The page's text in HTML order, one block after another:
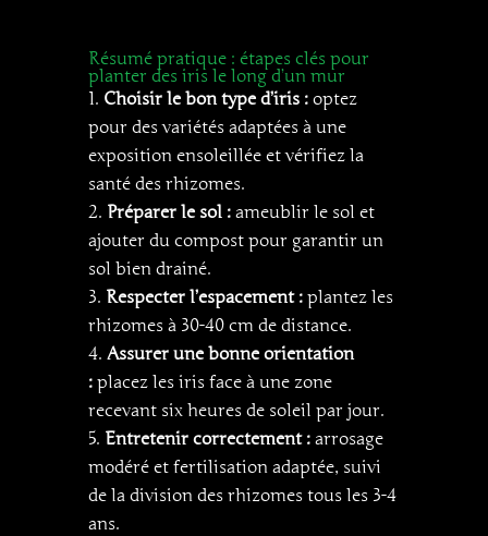
Résumé pratique : étapes clés pour
planter des iris le long d’un mur
Choisir le bon type d’iris : optez
pour des variétés adaptées à une
exposition ensoleillée et vérifiez la
santé des rhizomes.
Préparer le sol : ameublir le sol et
ajouter du compost pour garantir un
sol bien drainé.
Respecter l’espacement : plantez les
rhizomes à 30-40 cm de distance.
Assurer une bonne orientation
: placez les iris face à une zone
recevant six heures de soleil par jour.
Entretenir correctement : arrosage
modéré et fertilisation adaptée, suivi
de la division des rhizomes tous les 3-4
ans.